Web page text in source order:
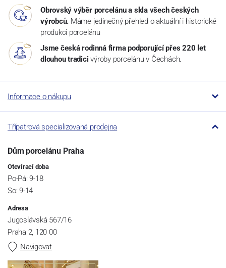
Obrovský výběr porcelánu a skla všech českých
výrobců. Máme jedinečný přehled o aktuální i historické
produkci porcelánu
Jsme česká rodinná firma podporující přes 220 let
dlouhou tradici výroby porcelánu v Čechách.
Informace o nákupu
Třípatrová specializovaná prodejna
Dům porcelánu Praha
Otevírací doba
Po-Pá: 9-18
So: 9-14
Adresa
Jugoslávská 567/16
Praha 2, 120 00
Navigovat